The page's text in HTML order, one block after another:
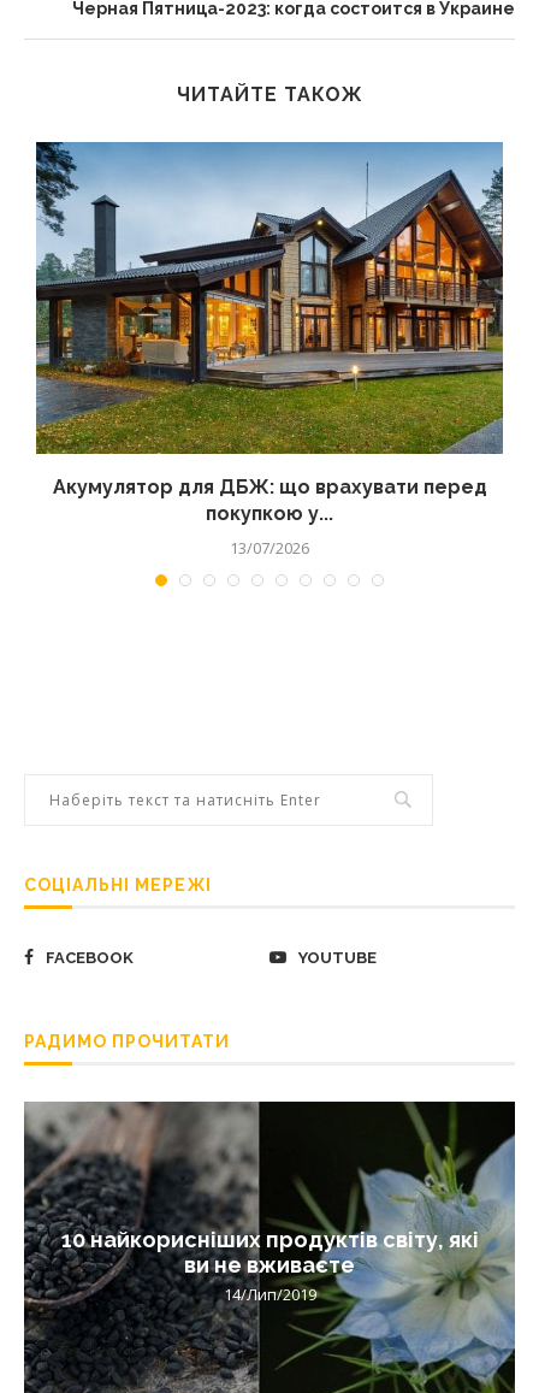
Черная Пятница-2023: когда состоится в Украине
ЧИТАЙТЕ ТАКОЖ
Акумулятор для ДБЖ: що врахувати перед
покупкою у...
13/07/2026
СОЦІАЛЬНІ МЕРЕЖІ
FACEBOOK YOUTUBE
РАДИМО ПРОЧИТАТИ
10 найкорисніших продуктів світу, які
ви не вживаєте
14/Лип/2019